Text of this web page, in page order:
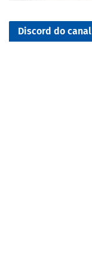
Discord do canal